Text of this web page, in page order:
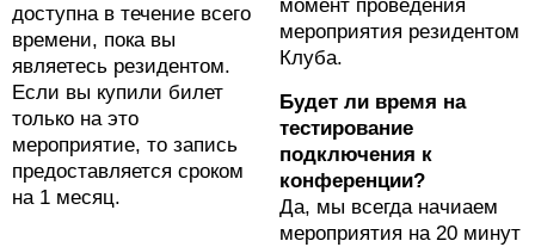
доступна в течение всего
времени, пока вы
являетесь резидентом.
Если вы купили билет
только на это
мероприятие, то запись
предоставляется сроком
на 1 месяц.
момент проведения
мероприятия резидентом
Клуба.
Будет ли время на
тестирование
подключения к
конференции?
Да, мы всегда начиаем
мероприятия на 20 минут